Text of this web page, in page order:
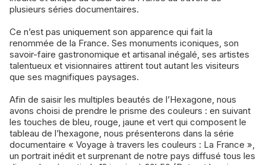
plusieurs séries documentaires.
Ce n’est pas uniquement son apparence qui fait la
renommée de la France. Ses monuments iconiques, son
savoir-faire gastronomique et artisanal inégalé, ses artistes
talentueux et visionnaires attirent tout autant les visiteurs
que ses magnifiques paysages.
Afin de saisir les multiples beautés de l’Hexagone, nous
avons choisi de prendre le prisme des couleurs : en suivant
les touches de bleu, rouge, jaune et vert qui composent le
tableau de l’hexagone, nous présenterons dans la série
documentaire « Voyage à travers les couleurs : La France »,
un portrait inédit et surprenant de notre pays diffusé tous les